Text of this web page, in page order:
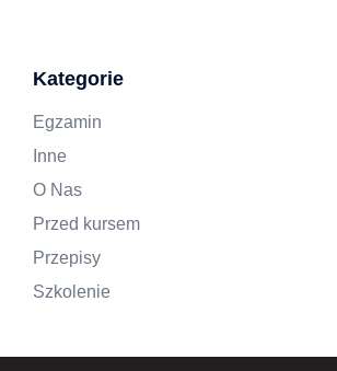
Kategorie
Egzamin
Inne
O Nas
Przed kursem
Przepisy
Szkolenie